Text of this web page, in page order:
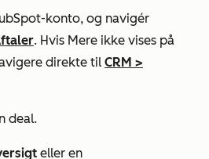
konto, og navigér
. Hvis Mere ikke vises på
direkte til CRM >
deal.
eller en